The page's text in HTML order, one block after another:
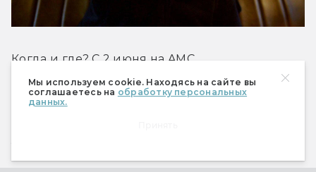
Мы используем cookie. Находясь на сайте вы
соглашаетесь на обработку персональных
данных.
Когда и где? С 2 июня на AMC
Что? Экранизация одноимённого триллера